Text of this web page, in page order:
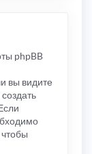
phpBB
вы видите